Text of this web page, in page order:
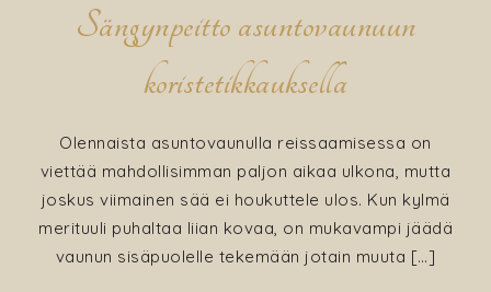
Sängynpeitto asuntovaunuun
koristetikkauksella
Olennaista asuntovaunulla reissaamisessa on
viettää mahdollisimman paljon aikaa ulkona, mutta
joskus viimainen sää ei houkuttele ulos. Kun kylmä
merituuli puhaltaa liian kovaa, on mukavampi jäädä
vaunun sisäpuolelle tekemään jotain muuta […]